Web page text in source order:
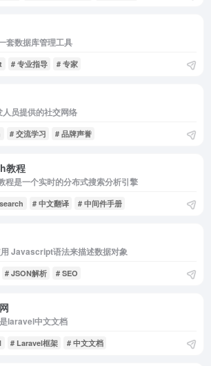
套数据库管理工具
# 专业指导 # 专家
员提供的社交网络
# 交流学习 # 品牌声誉
教程
是一个实时的分布式搜索分析引擎
# 中文翻译 # 中间件手册
Javascript语法来描述数据对象
# JSON解析 # SEO
laravel中文文档
# Laravel框架 # 中文文档